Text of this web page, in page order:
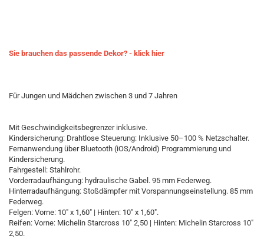
Sie brauchen das passende Dekor? - klick hier
Für Jungen und Mädchen zwischen 3 und 7 Jahren
Mit Geschwindigkeitsbegrenzer inklusive.
Kindersicherung: Drahtlose Steuerung: Inklusive 50–100 % Netzschalter.
Fernanwendung über Bluetooth (iOS/Android) Programmierung und
Kindersicherung.
Fahrgestell: Stahlrohr.
Vorderradaufhängung: hydraulische Gabel. 95 mm Federweg.
Hinterradaufhängung: Stoßdämpfer mit Vorspannungseinstellung. 85 mm
Federweg.
Felgen: Vorne: 10" x 1,60" | Hinten: 10" x 1,60".
Reifen: Vorne: Michelin Starcross 10" 2,50 | Hinten: Michelin Starcross 10"
2,50.